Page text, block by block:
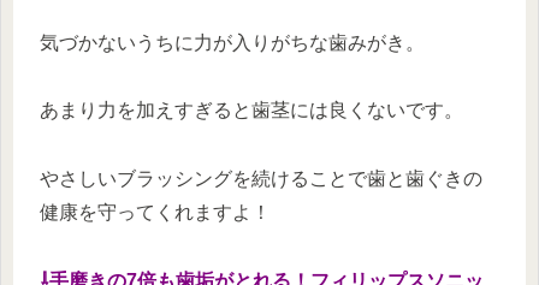
気づかないうちに力が入りがちな歯みがき。
あまり力を加えすぎると歯茎には良くないです。
やさしいブラッシングを続けることで歯と歯ぐきの
健康を守ってくれますよ！
⇩手磨きの7倍も歯垢がとれる！フィリップスソニッ